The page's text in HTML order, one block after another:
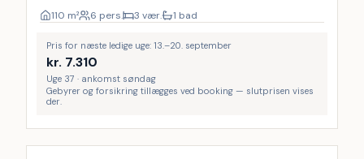
110 m² 6 pers. 3 vær. 1 bad
Pris for næste ledige uge: 13.–20. september
kr. 7.310
Uge 37 · ankomst søndag
Gebyrer og forsikring tillægges ved booking — slutprisen vises
der.
Inkl. rengøring